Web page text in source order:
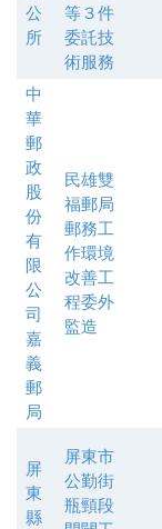
公
所
等３件
委託技
術服務
中
華
郵
政
股
份
有
限
公
司
嘉
義
郵
局
民雄雙
福郵局
郵務工
作環境
改善工
程委外
監造
屏
東
縣
屏東市
公勤街
瓶頸段